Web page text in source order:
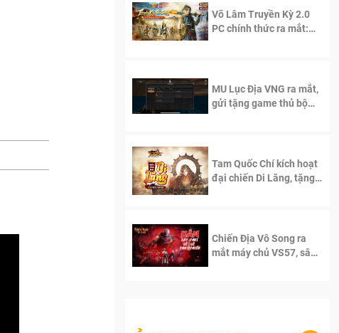
Võ Lâm Truyền Kỳ 2.0
PC chính thức ra mắt:
MU Lục Địa VNG ra mắt,
gửi tặng game thủ bộ
Tam Quốc Chí kích hoạt
đại chiến Di Lăng, tặng
Chiến Địa Vô Song ra
mắt máy chủ VS57, sân